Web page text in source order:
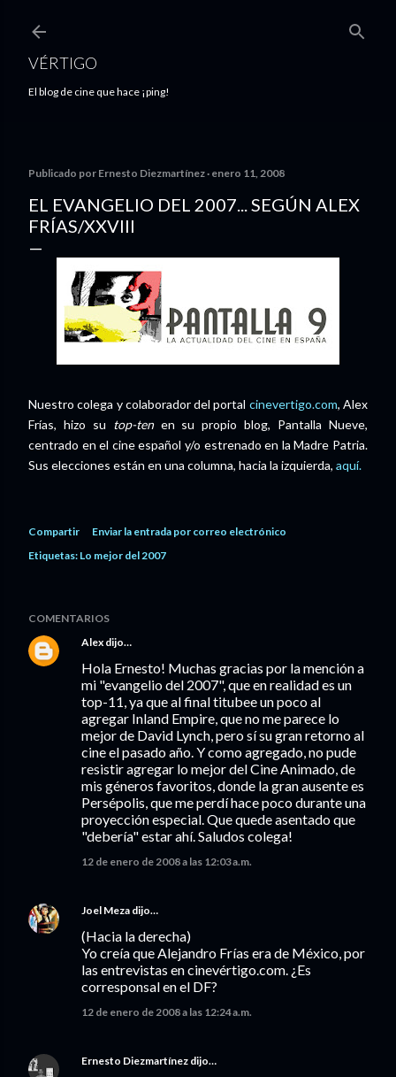
VÉRTIGO
El blog de cine que hace ¡ping!
Publicado por Ernesto Diezmartínez enero 11, 2008
EL EVANGELIO DEL 2007... SEGÚN ALEX
FRÍAS/XXVIII
Nuestro colega y colaborador del portal cinevertigo.com, Alex
Frías, hizo su top-tenen su propio blog, Pantalla Nueve,
centrado en el cine español y/o estrenado en la Madre Patria.
Sus elecciones están en una columna, hacia la izquierda, aquí.
Compartir
Enviar la entrada por correo electrónico
Etiquetas: Lo mejor del 2007
COMENTARIOS
Alex dijo…
Hola Ernesto! Muchas gracias por la mención a
mi "evangelio del 2007", que en realidad es un
top-11, ya que al final titubee un poco al
agregar Inland Empire, que no me parece lo
mejor de David Lynch, pero sí su gran retorno al
cine el pasado año. Y como agregado, no pude
resistir agregar lo mejor del Cine Animado, de
mis géneros favoritos, donde la gran ausente es
Persépolis, que me perdí hace poco durante una
proyección especial. Que quede asentado que
"debería" estar ahí. Saludos colega!
12 de enero de 2008 a las 12:03 a.m.
Joel Meza dijo…
(Hacia la derecha)
Yo creía que Alejandro Frías era de México, por
las entrevistas en cinevértigo.com. ¿Es
corresponsal en el DF?
12 de enero de 2008 a las 12:24 a.m.
Ernesto Diezmartínez dijo…